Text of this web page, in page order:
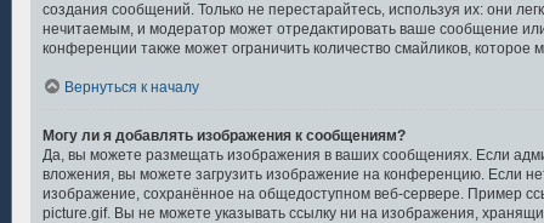
создания сообщений. Только не перестарайтесь, используя их: они
нечитаемым, и модератор может отредактировать ваше сообщение
конференции также может ограничить количество смайликов, которое
Вернуться к началу
Могу ли я добавлять изображения к сообщениям?
Да, вы можете размещать изображения в ваших сообщениях. Если
вложения, вы можете загрузить изображение на конференцию. Если
изображение, сохранённое на общедоступном веб-сервере. Пример
picture.gif. Вы не можете указывать ссылку ни на изображения,